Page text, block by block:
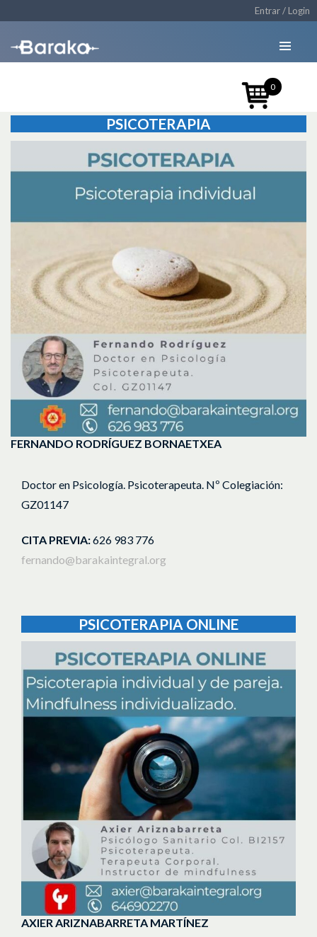
Entrar / Login
PSICOTERAPIA
FERNANDO RODRÍGUEZ BORNAETXEA
Doctor en Psicología. Psicoterapeuta. Nº Colegiación:
GZ01147
CITA PREVIA:626 983 776
fernando@barakaintegral.org
PSICOTERAPIA ONLINE
AXIER ARIZNABARRETA MARTÍNEZ
0